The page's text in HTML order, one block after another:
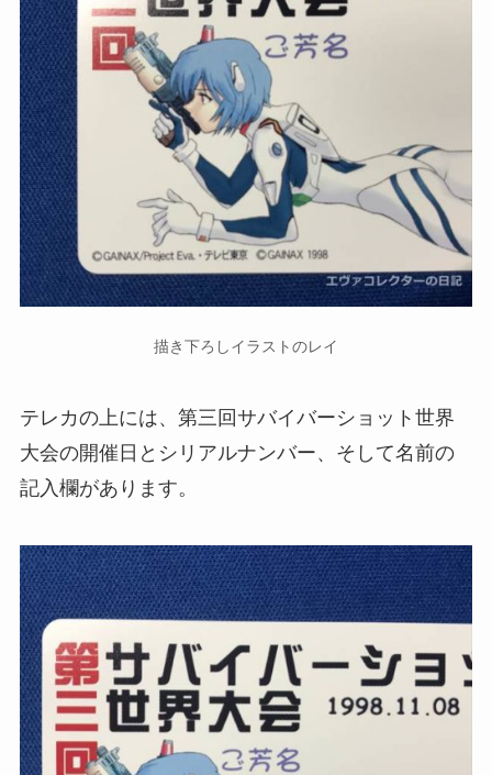
描き下ろしイラストのレイ
テレカの上には、第三回サバイバーショット世界
大会の開催日とシリアルナンバー、そして名前の
記入欄があります。